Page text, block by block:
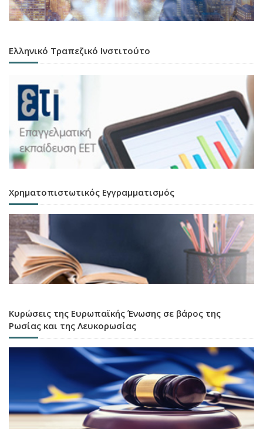
Ελληνικό Τραπεζικό Ινστιτούτο
Χρηματοπιστωτικός Εγγραμματισμός
Κυρώσεις της Ευρωπαϊκής Ένωσης σε βάρος της
Ρωσίας και της Λευκορωσίας